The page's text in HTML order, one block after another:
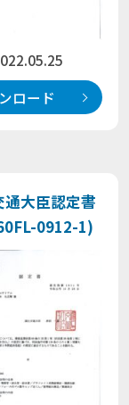
ロード
通大臣認定書
0912-1)